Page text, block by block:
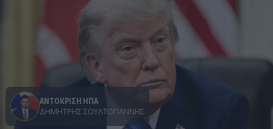
ΑΝΤΟΚΡΙΣΗ ΗΠΑ
ΔΗΜΉΤΡΗΣ ΣΟΥΛΤΟΓΙΆΝΝΗΣ